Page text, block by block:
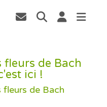
fleurs de Bach
ici !
fleurs de Bach